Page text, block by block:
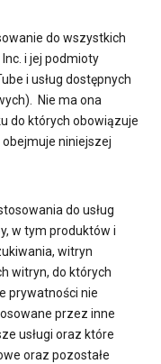
do wszystkich
i jej podmioty
i usług dostępnych
Nie ma ona
do których obowiązuje
niniejszej
do usług
w tym produktów i
witryn
witryn, do których
prywatności nie
przez inne
usługi oraz które
oraz pozostałe